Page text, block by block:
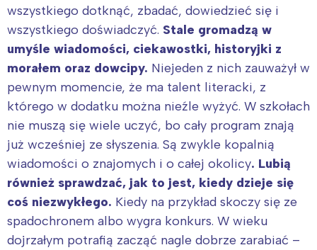
wszystkiego dotknąć, zbadać, dowiedzieć się i
wszystkiego doświadczyć. Stale gromadzą w
umyśle wiadomości, ciekawostki, historyjki z
morałem oraz dowcipy. Niejeden z nich zauważył w
pewnym momencie, że ma talent literacki, z
którego w dodatku można nieźle wyżyć. W szkołach
nie muszą się wiele uczyć, bo cały program znają
już wcześniej ze słyszenia. Są zwykle kopalnią
wiadomości o znajomych i o całej okolicy. Lubią
również sprawdzać, jak to jest, kiedy dzieje się
coś niezwykłego. Kiedy na przykład skoczy się ze
spadochronem albo wygra konkurs. W wieku
dojrzałym potrafią zacząć nagle dobrze zarabiać –